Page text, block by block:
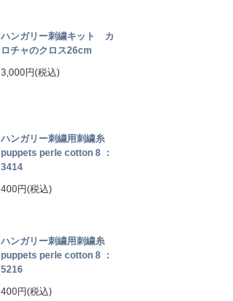
ハンガリー刺繍キット カ
ロチャのクロス26cm
3,000円(税込)
ハンガリー刺繍用刺繍糸
puppets perle cotton 8 ：
3414
400円(税込)
ハンガリー刺繍用刺繍糸
puppets perle cotton 8 ：
5216
400円(税込)